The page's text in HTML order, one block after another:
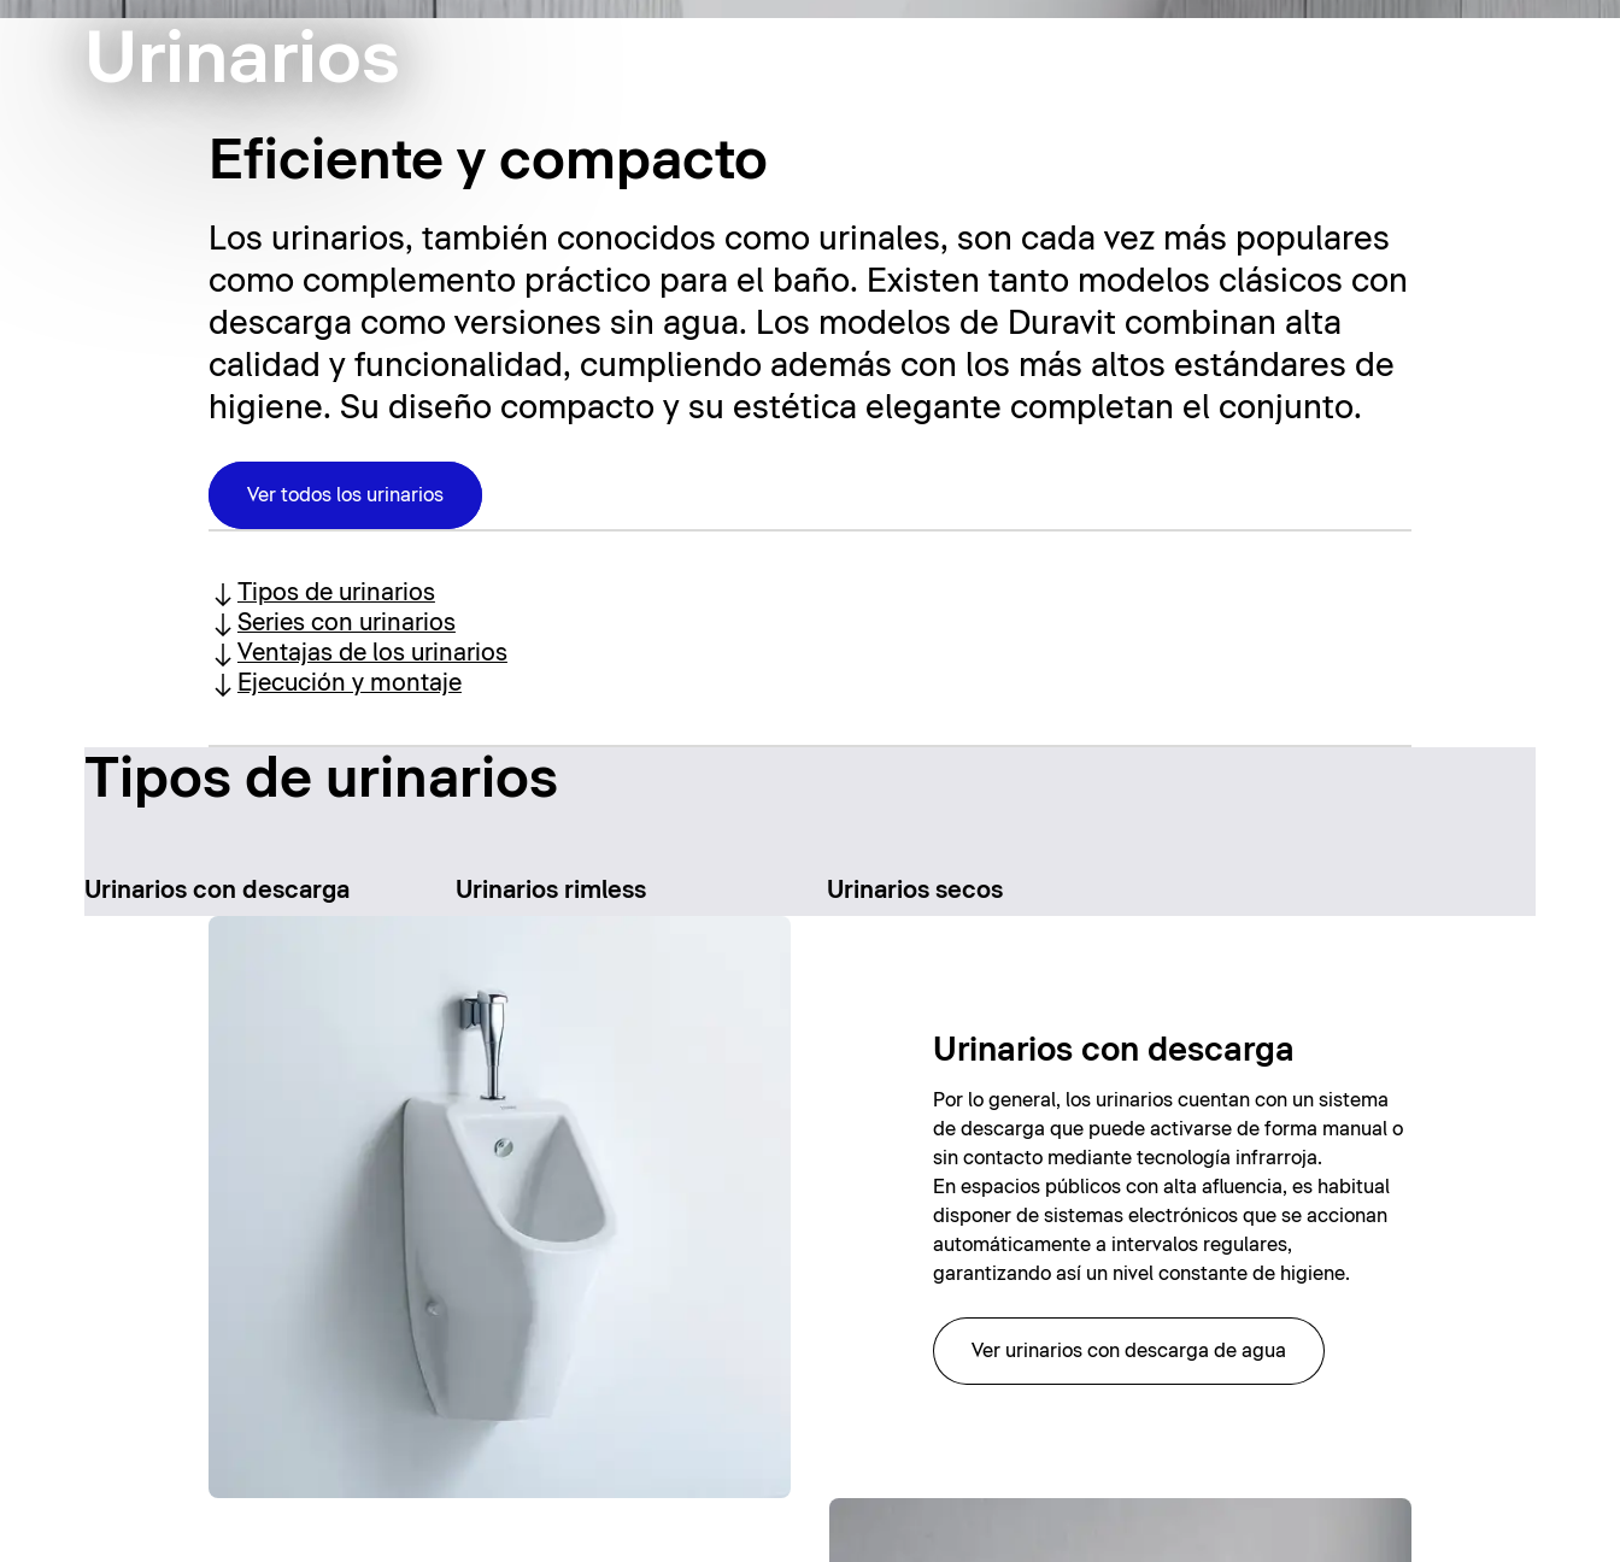
Urinarios
Eficiente y compacto
Los urinarios, también conocidos como urinales, son cada vez más populares
como complemento práctico para el baño. Existen tanto modelos clásicos con
descarga como versiones sin agua. Los modelos de Duravit combinan alta
calidad y funcionalidad, cumpliendo además con los más altos estándares de
higiene. Su diseño compacto y su estética elegante completan el conjunto.
Ver todos los urinarios
Tipos de urinarios
Series con urinarios
Ventajas de los urinarios
Ejecución y montaje
Tipos de urinarios
Urinarios con descarga Urinarios rimless Urinarios secos
Urinarios con descarga
Por lo general, los urinarios cuentan con un sistema
de descarga que puede activarse de forma manual o
sin contacto mediante tecnología infrarroja.
En espacios públicos con alta afluencia, es habitual
disponer de sistemas electrónicos que se accionan
automáticamente a intervalos regulares,
garantizando así un nivel constante de higiene.
Ver urinarios con descarga de agua